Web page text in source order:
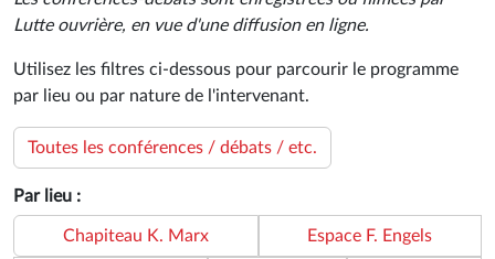
Lutte ouvrière, en vue d'une diffusion en ligne.
Utilisez les filtres ci-dessous pour parcourir le programme
par lieu ou par nature de l'intervenant.
Toutes les conférences / débats / etc.
Par lieu :
Chapiteau K. Marx Espace F. Engels